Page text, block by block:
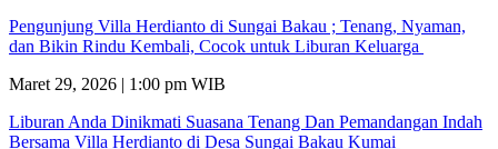
Pengunjung Villa Herdianto di Sungai Bakau ; Tenang, Nyaman,
dan Bikin Rindu Kembali, Cocok untuk Liburan Keluarga
Maret 29, 2026 | 1:00 pm WIB
Liburan Anda Dinikmati Suasana Tenang Dan Pemandangan Indah
Bersama Villa Herdianto di Desa Sungai Bakau Kumai